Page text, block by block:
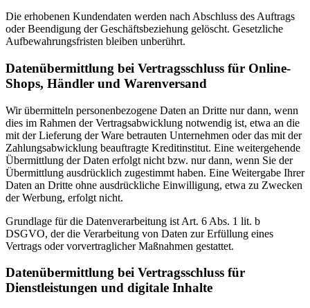
Die erhobenen Kundendaten werden nach Abschluss des Auftrags
oder Beendigung der Geschäftsbeziehung gelöscht. Gesetzliche
Aufbewahrungsfristen bleiben unberührt.
Datenübermittlung bei Vertragsschluss für Online-
Shops, Händler und Warenversand
Wir übermitteln personenbezogene Daten an Dritte nur dann, wenn
dies im Rahmen der Vertragsabwicklung notwendig ist, etwa an die
mit der Lieferung der Ware betrauten Unternehmen oder das mit der
Zahlungsabwicklung beauftragte Kreditinstitut. Eine weitergehende
Übermittlung der Daten erfolgt nicht bzw. nur dann, wenn Sie der
Übermittlung ausdrücklich zugestimmt haben. Eine Weitergabe Ihrer
Daten an Dritte ohne ausdrückliche Einwilligung, etwa zu Zwecken
der Werbung, erfolgt nicht.
Grundlage für die Datenverarbeitung ist Art. 6 Abs. 1 lit. b
DSGVO, der die Verarbeitung von Daten zur Erfüllung eines
Vertrags oder vorvertraglicher Maßnahmen gestattet.
Datenübermittlung bei Vertragsschluss für
Dienstleistungen und digitale Inhalte